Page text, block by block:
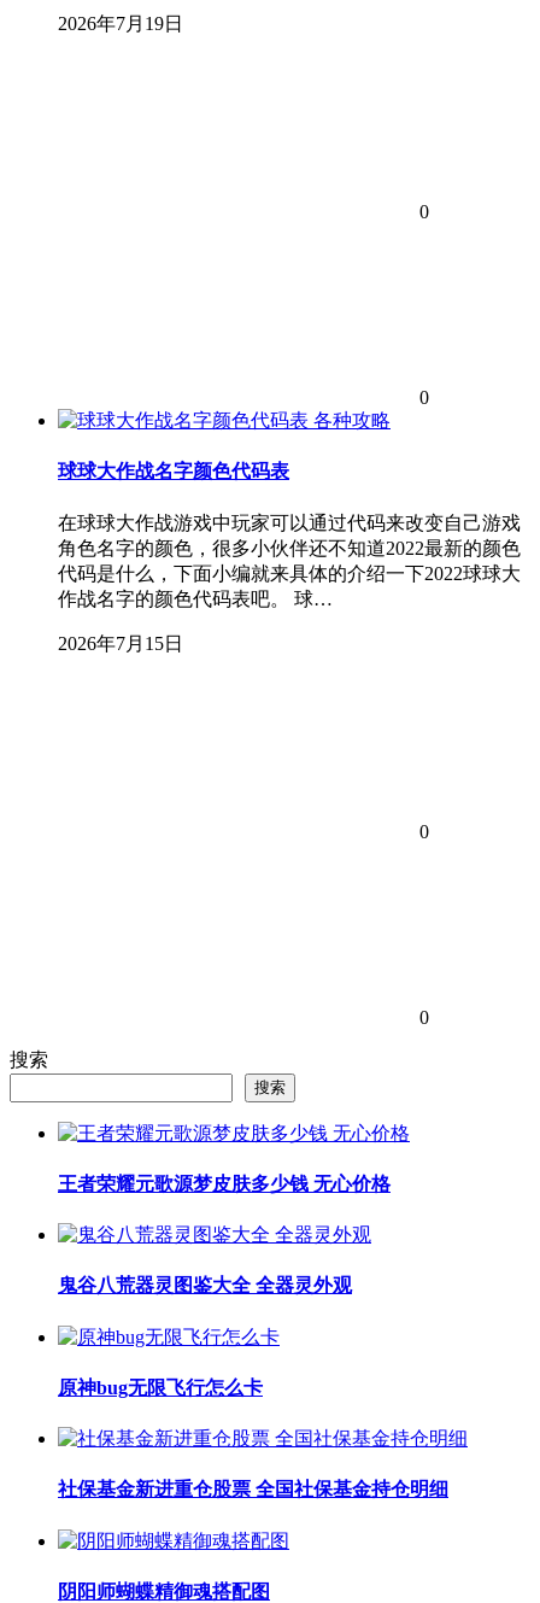
2026年7月19日
0
0
各种攻略
球球大作战名字颜色代码表
在球球大作战游戏中玩家可以通过代码来改变自己游戏
角色名字的颜色，很多小伙伴还不知道2022最新的颜色
代码是什么，下面小编就来具体的介绍一下2022球球大
作战名字的颜色代码表吧。 球…
2026年7月15日
0
0
搜索
搜索
王者荣耀元歌源梦皮肤多少钱 无心价格
鬼谷八荒器灵图鉴大全 全器灵外观
原神bug无限飞行怎么卡
社保基金新进重仓股票 全国社保基金持仓明细
阴阳师蝴蝶精御魂搭配图